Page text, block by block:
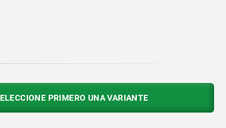
PRIMERO UNA VARIANTE